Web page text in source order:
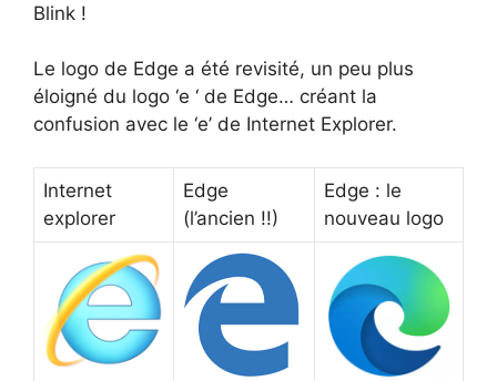
Blink !
Le logo de Edge a été revisité, un peu plus
éloigné du logo ‘e ‘ de Edge… créant la
confusion avec le ‘e’ de Internet Explorer.
Internet
explorer
Edge
(l’ancien !!)
Edge : le
nouveau logo